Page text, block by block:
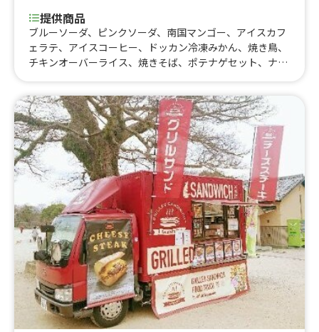
提供商品
ブルーソーダ、ピンクソーダ、南国マンゴー、アイスカフ
ェラテ、アイスコーヒー、ドッカン冷凍みかん、焼き鳥、
チキンオーバーライス、焼きそば、ポテナゲセット、ナゲ
3本セット、とり皮3本セット、銀杏2本セット、味噌煮込
み、ローストビーフ丼、ビール、うずら2本セット、もも3
本セット、バラ3本セット、鳥飯、かき氷、焼き鳥、焼き
鳥